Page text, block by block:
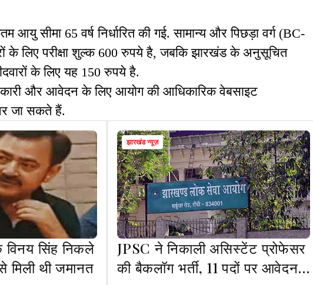
सीमा 65 वर्ष निर्धारित की गई. सामान्य और पिछड़ा वर्ग (BC-
के लिए परीक्षा शुल्क 600 रुपये है, जबकि झारखंड के अनुसूचित
के लिए यह 150 रुपये है.
और आवेदन के लिए आयोग की आधिकारिक वेबसाइट
जा सकते हैं.
सिंह निकले
थी जमानत
झारखंड न्यूज़
JPSC ने निकाली असिस्टेंट प्रोफेसर
की बैकलॉग भर्ती, 11 पदों पर आवेदन